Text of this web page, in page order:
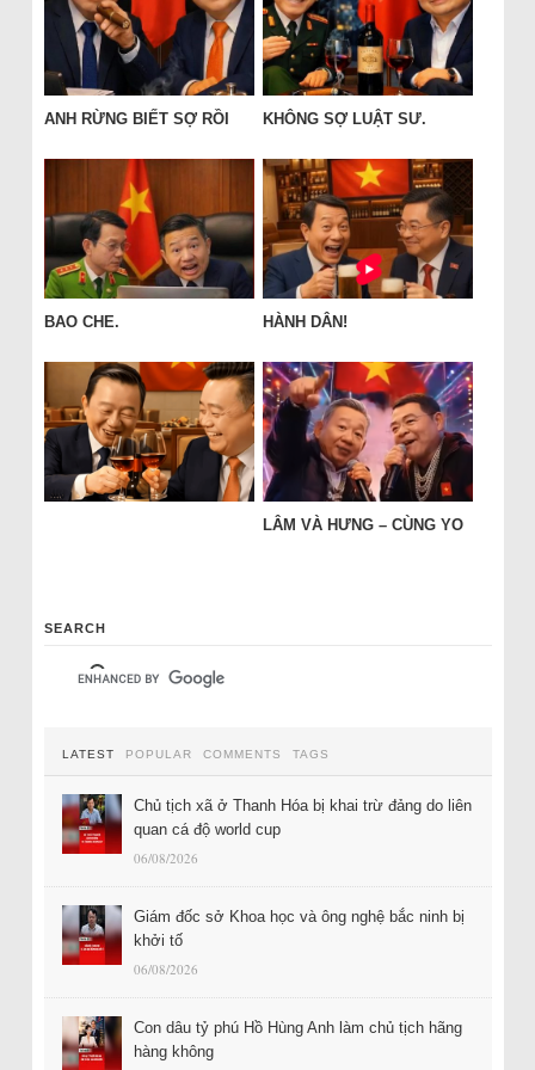
ANH RỪNG BIẾT SỢ RỒI KHÔNG SỢ LUẬT SƯ.
BAO CHE. HÀNH DÂN!
LÂM VÀ HƯNG – CÙNG YO
SEARCH
LATEST POPULAR COMMENTS TAGS
Chủ tịch xã ở Thanh Hóa bị khai trừ đảng do liên
quan cá độ world cup
06/08/2026
Giám đốc sở Khoa học và ông nghệ bắc ninh bị
khởi tố
06/08/2026
Con dâu tỷ phú Hồ Hùng Anh làm chủ tịch hãng
hàng không